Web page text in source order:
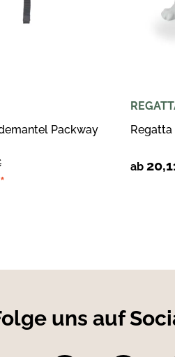
Packway
*
ab
uns auf